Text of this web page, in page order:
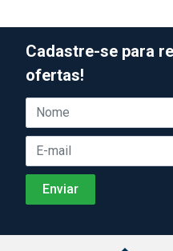
Cadastre-se para
ofertas!